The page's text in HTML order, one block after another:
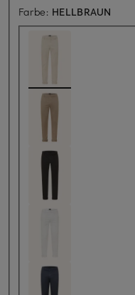
Farbe: HELLBRAUN